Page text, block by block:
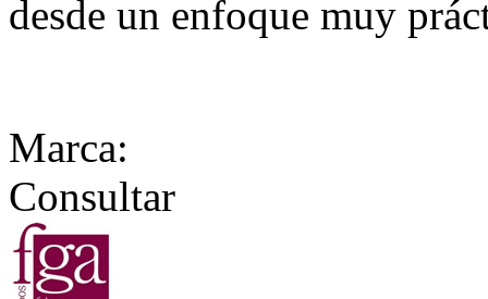
desde un enfoque muy
Marca:
Consultar